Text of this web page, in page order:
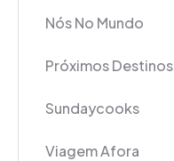
Nós No Mundo
Próximos Destinos
Sundaycooks
Viagem Afora